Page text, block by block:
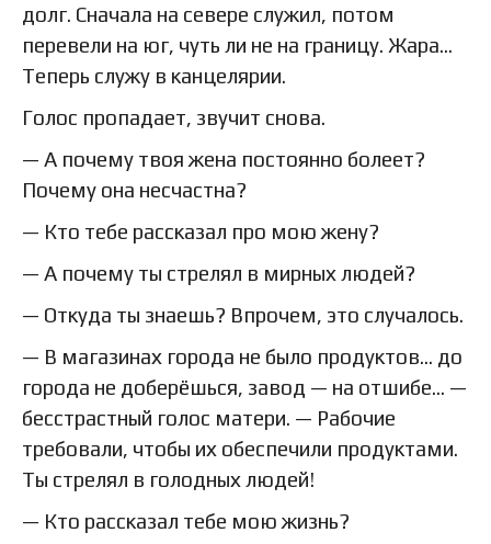
долг. Сначала на севере служил, потом
перевели на юг, чуть ли не на границу. Жара…
Теперь служу в канцелярии.
Голос пропадает, звучит снова.
— А почему твоя жена постоянно болеет?
Почему она несчастна?
— Кто тебе рассказал про мою жену?
— А почему ты стрелял в мирных людей?
— Откуда ты знаешь? Впрочем, это случалось.
— В магазинах города не было продуктов… до
города не доберёшься, завод — на отшибе… —
бесстрастный голос матери. — Рабочие
требовали, чтобы их обеспечили продуктами.
Ты стрелял в голодных людей!
— Кто рассказал тебе мою жизнь?